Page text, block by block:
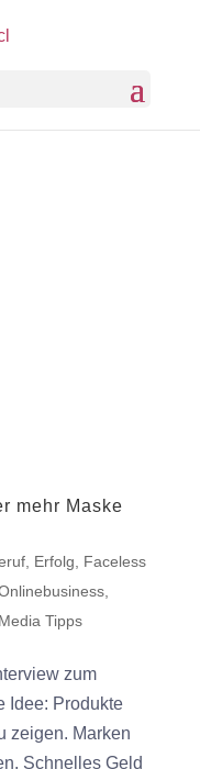
mehr Maske
, Erfolg
Faceless
,
Tipps
zum
Idee: Produkte
zeigen. Marken
Schnelles Geld